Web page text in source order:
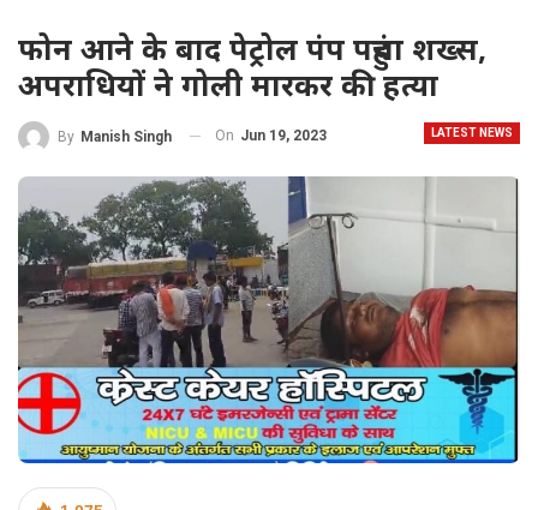
फोन आने के बाद पेट्रोल पंप पहुंचा शख्स,
अपराधियों ने गोली मारकर की हत्या
LATEST NEWS
By Manish Singh On Jun 19, 2023